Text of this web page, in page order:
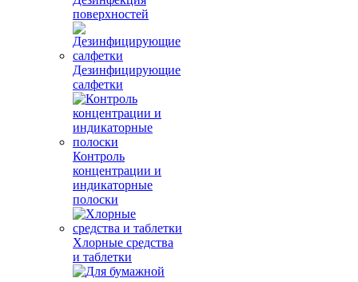
поверхностей
Дезинфицирующие
салфетки
Контроль
концентрации и
индикаторные
полоски
Хлорные средства
и таблетки